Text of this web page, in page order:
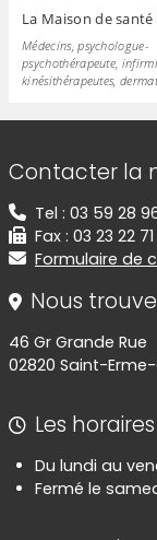
La Maison de santé
Médecins, psychologue-
psychothérapeute,
kinésithérapeutes,
Contacter la
Tel : 03 59 28
Fax : 03 23 22
Formulaire de
Nous
46 Gr Grande Rue
02820 Saint-
Les horaires
Du lundi au
Fermé le